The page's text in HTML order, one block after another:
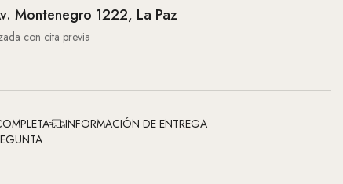
Montenegro 1222, La Paz
con cita previa
INFORMACIÓN DE ENTREGA